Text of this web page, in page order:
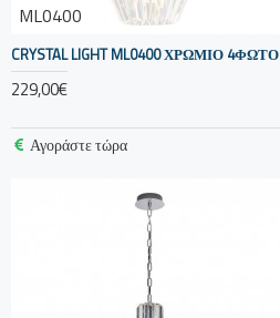
ML0400
CRYSTAL LIGHT ML0400 ΧΡΩΜΙΟ 4ΦΩΤΟ
229,00€
Αγοράστε τώρα